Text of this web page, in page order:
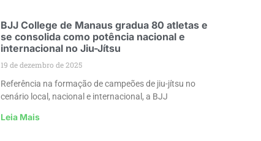
BJJ College de Manaus gradua 80 atletas e
se consolida como potência nacional e
internacional no Jiu-Jítsu
19 de dezembro de 2025
Referência na formação de campeões de jiu-jítsu no
cenário local, nacional e internacional, a BJJ
Leia Mais